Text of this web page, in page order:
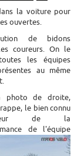
la voiture pour
ouvertes.
de bidons
coureurs. On le
les équipes
au même
photo de droite,
le bien connu
de la
de l'équipe